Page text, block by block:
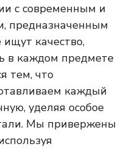
с современным и
предназначенным
качество,
в каждом предмете
тем, что
каждый
уделяя особое
Мы привержены